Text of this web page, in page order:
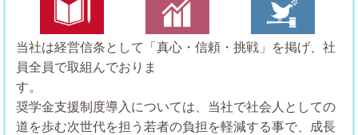
当社は経営信条として「真心・信頼・挑戦」を掲げ、社
員全員で取組んでおりま
奨学金支援制度導入については、当社で社会人としての
道を歩む次世代を担う若者の負担を軽減する事で、成長